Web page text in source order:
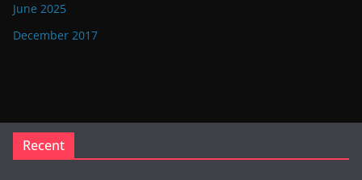
June 2025
December 2017
Recent